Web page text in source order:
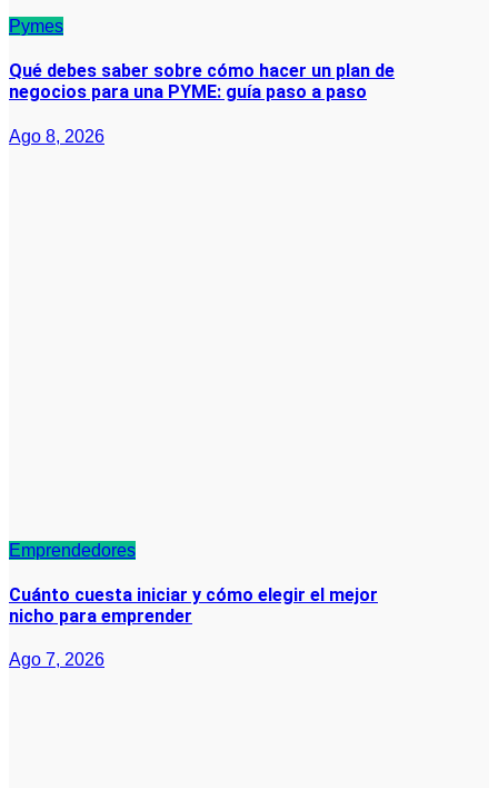
Pymes
Qué debes saber sobre cómo hacer un plan de
negocios para una PYME: guía paso a paso
Ago 8, 2026
Emprendedores
Cuánto cuesta iniciar y cómo elegir el mejor
nicho para emprender
Ago 7, 2026